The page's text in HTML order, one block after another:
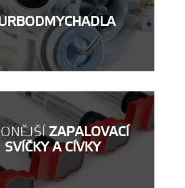
ZAPALOVACÍ
SVÍČKY A CÍVKY